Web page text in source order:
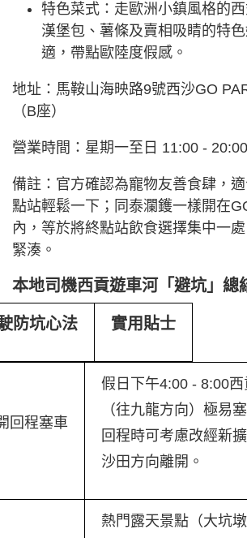
特色菜式：走歐洲小鎮風格的
漢堡包、薯條及賣相吸睛的特
適，帶點歐陸度假感。
地址：馬鞍山海映路9號西沙GO
（B座）
營業時間：星期一至日 11:00 - 20:00
備註：官方確認為寵物友善食肆，
點站輕鬆一下；同泰瀾鑊一樣開在
內，等於將終點站飲食選擇集中一
緊湊。
本地司機西貢遊車河「避坑」總
防坑心法 實用貼士
回程塞車
假日下午4:00 - 8:00
（往九龍方向）極易塞
回程時可考慮改經新
沙田方向離開。
熱門露天景點（大坑墩